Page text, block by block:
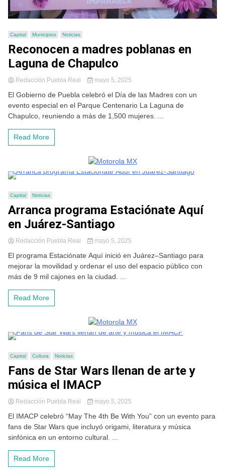
Capital Municipios Noticias
Reconocen a madres poblanas en
Laguna de Chapulco
Redacción Puebla Real mayo 5, 2025
El Gobierno de Puebla celebró el Día de las Madres con un
evento especial en el Parque Centenario La Laguna de
Chapulco, reuniendo a más de 1,500 mujeres. ...
Read More
Capital Noticias
Arranca programa Estaciónate Aquí
en Juárez-Santiago
Redacción Puebla Real mayo 5, 2025
El programa Estaciónate Aquí inició en Juárez–Santiago para
mejorar la movilidad y ordenar el uso del espacio público con
más de 9 mil cajones en la ciudad. ...
Read More
Capital Cultura Noticias
Fans de Star Wars llenan de arte y
música el IMACP
Redacción Puebla Real mayo 5, 2025
El IMACP celebró “May The 4th Be With You” con un evento para
fans de Star Wars que incluyó origami, literatura y música
sinfónica en un entorno cultural. ...
Read More